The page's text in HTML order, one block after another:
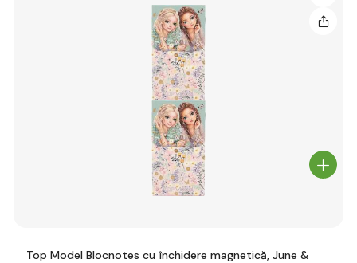
Top Model Blocnotes cu închidere magnetică, June &